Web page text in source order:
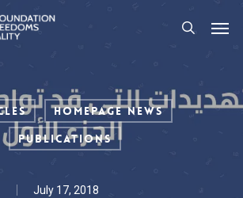
search
Homepage News
Publications
July 17, 2018